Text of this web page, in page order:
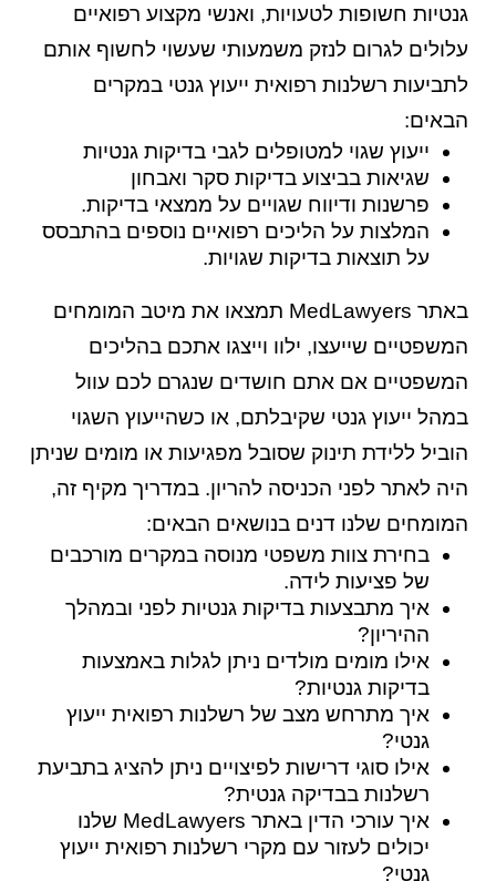
גנטיות חשופות לטעויות, ואנשי מקצוע רפואיים
עלולים לגרום לנזק משמעותי שעשוי לחשוף אותם
לתביעות רשלנות רפואית ייעוץ גנטי במקרים
הבאים:
ייעוץ שגוי למטופלים לגבי בדיקות גנטיות
שגיאות בביצוע בדיקות סקר ואבחון
פרשנות ודיווח שגויים על ממצאי בדיקות.
המלצות על הליכים רפואיים נוספים בהתבסס
על תוצאות בדיקות שגויות.
באתר MedLawyers תמצאו את מיטב המומחים
המשפטיים שייעצו, ילוו וייצגו אתכם בהליכים
המשפטיים אם אתם חושדים שנגרם לכם עוול
במהל ייעוץ גנטי שקיבלתם, או כשהייעוץ השגוי
הוביל ללידת תינוק שסובל מפגיעות או מומים שניתן
היה לאתר לפני הכניסה להריון. במדריך מקיף זה,
המומחים שלנו דנים בנושאים הבאים:
בחירת צוות משפטי מנוסה במקרים מורכבים
של פציעות לידה.
איך מתבצעות בדיקות גנטיות לפני ובמהלך
ההיריון?
אילו מומים מולדים ניתן לגלות באמצעות
בדיקות גנטיות?
איך מתרחש מצב של רשלנות רפואית ייעוץ
גנטי?
אילו סוגי דרישות לפיצויים ניתן להציג בתביעת
רשלנות בבדיקה גנטית?
איך עורכי הדין באתר MedLawyers שלנו
יכולים לעזור עם מקרי רשלנות רפואית ייעוץ
גנטי?